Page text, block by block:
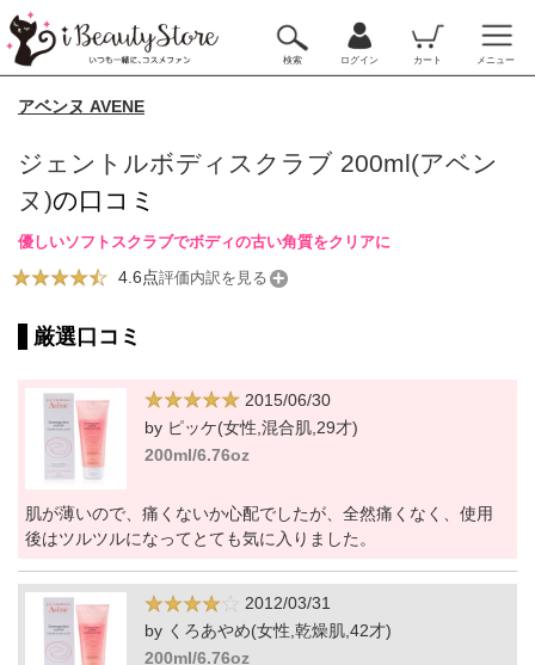
検索 ログイン カート メニュー
アベンヌ AVENE
ジェントルボディスクラブ 200ml(アベン
ヌ)の口コミ
優しいソフトスクラブでボディの古い角質をクリアに
4.6点評価内訳を見る
厳選口コミ
2015/06/30
by ピッケ(女性,混合肌,29才)
200ml/6.76oz
肌が薄いので、痛くないか心配でしたが、全然痛くなく、使用
後はツルツルになってとても気に入りました。
2012/03/31
by くろあやめ(女性,乾燥肌,42才)
200ml/6.76oz